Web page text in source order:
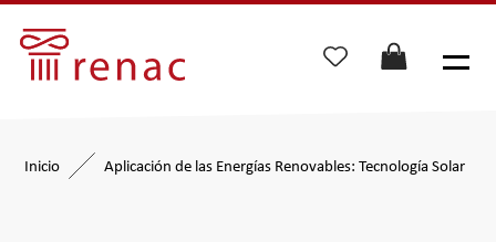
Inicio Aplicación de las Energías Renovables: Tecnología Solar